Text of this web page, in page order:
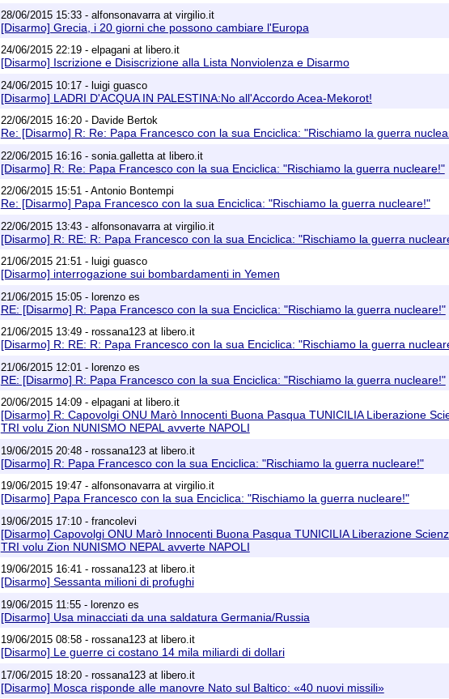
28/06/2015 15:33 - alfonsonavarra at virgilio.it
[Disarmo] Grecia, i 20 giorni che possono cambiare l'Europa
24/06/2015 22:19 - elpagani at libero.it
[Disarmo] Iscrizione e Disiscrizione alla Lista Nonviolenza e Disarmo
24/06/2015 10:17 - luigi guasco
[Disarmo] LADRI D'ACQUA IN PALESTINA:No all'Accordo Acea-Mekorot!
22/06/2015 16:20 - Davide Bertok
Re: [Disarmo] R: Re: Papa Francesco con la sua Enciclica: "Rischiamo la guerra
22/06/2015 16:16 - sonia.galletta at libero.it
[Disarmo] R: Re: Papa Francesco con la sua Enciclica: "Rischiamo la guerra nucleare!"
22/06/2015 15:51 - Antonio Bontempi
Re: [Disarmo] Papa Francesco con la sua Enciclica: "Rischiamo la guerra nucleare!"
22/06/2015 13:43 - alfonsonavarra at virgilio.it
[Disarmo] R: RE: R: Papa Francesco con la sua Enciclica: "Rischiamo la guerra
21/06/2015 21:51 - luigi guasco
[Disarmo] interrogazione sui bombardamenti in Yemen
21/06/2015 15:05 - lorenzo es
RE: [Disarmo] R: Papa Francesco con la sua Enciclica: "Rischiamo la guerra nucleare!"
21/06/2015 13:49 - rossana123 at libero.it
[Disarmo] R: RE: R: Papa Francesco con la sua Enciclica: "Rischiamo la guerra
21/06/2015 12:01 - lorenzo es
RE: [Disarmo] R: Papa Francesco con la sua Enciclica: "Rischiamo la guerra nucleare!"
20/06/2015 14:09 - elpagani at libero.it
[Disarmo] R: Capovolgi ONU Marò Innocenti Buona Pasqua TUNICILIA Liberazione
TRI volu Zion NUNISMO NEPAL avverte NAPOLI
19/06/2015 20:48 - rossana123 at libero.it
[Disarmo] R: Papa Francesco con la sua Enciclica: "Rischiamo la guerra nucleare!"
19/06/2015 19:47 - alfonsonavarra at virgilio.it
[Disarmo] Papa Francesco con la sua Enciclica: "Rischiamo la guerra nucleare!"
19/06/2015 17:10 - francolevi
[Disarmo] Capovolgi ONU Marò Innocenti Buona Pasqua TUNICILIA Liberazione
TRI volu Zion NUNISMO NEPAL avverte NAPOLI
19/06/2015 16:41 - rossana123 at libero.it
[Disarmo] Sessanta milioni di pro­fu­ghi
19/06/2015 11:55 - lorenzo es
[Disarmo] Usa minacciati da una saldatura Germania/Russia
19/06/2015 08:58 - rossana123 at libero.it
[Disarmo] Le guerre ci costano 14 mila miliardi di dollari
17/06/2015 18:20 - rossana123 at libero.it
[Disarmo] Mosca risponde alle manovre Nato sul Baltico: «40 nuovi missili»